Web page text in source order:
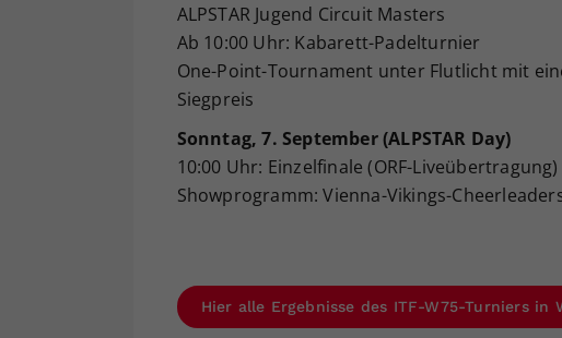
ALPSTAR Jugend Circuit Masters
Ab 10:00 Uhr: Kabarett-Padelturnier
One-Point-Tournament unter Flutlicht mit
Siegpreis
Sonntag, 7. September (ALPSTAR Day)
10:00 Uhr: Einzelfinale (ORF-
Showprogramm: Vienna-Vikings-
Hier alle Ergebnisse des ITF-W75-Turniers in